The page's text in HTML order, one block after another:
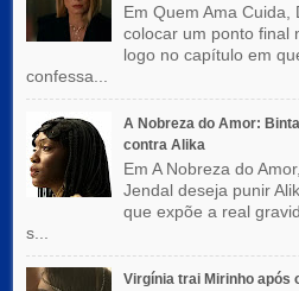
Em Quem Ama Cuida,
colocar um ponto final
logo no capítulo em
confessa...
A Nobreza do Amor:
contra Alika
Em A Nobreza do
Jendal deseja punir
que expõe a real
s...
Virgínia trai Mirinho após